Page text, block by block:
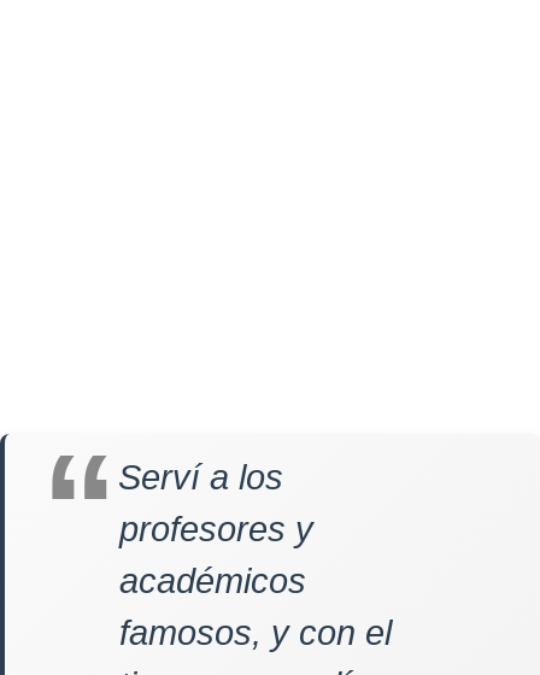
Serví a los
profesores y
académicos
famosos, y con el